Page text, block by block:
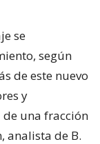
se
según
de este nuevo
y
una fracción
analista de B.